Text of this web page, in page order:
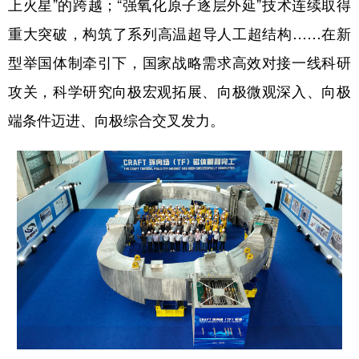
上火星”的跨越；“强氧化原子逐层外延”技术连续取得
重大突破，构筑了系列高温超导人工超结构……在新
型举国体制牵引下，国家战略需求高效对接一线科研
攻关，科学研究向极宏观拓展、向极微观深入、向极
端条件迈进、向极综合交叉发力。